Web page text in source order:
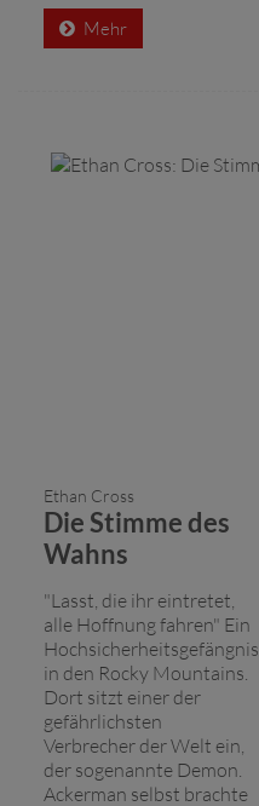
Mehr
Ethan Cross
Die Stimme des
Wahns
"Lasst, die ihr eintretet,
alle Hoffnung fahren" Ein
Hochsicherheitsgefängnis
in den Rocky Mountains.
Dort sitzt einer der
gefährlichsten
Verbrecher der Welt ein,
der sogenannte Demon.
Ackerman selbst brachte